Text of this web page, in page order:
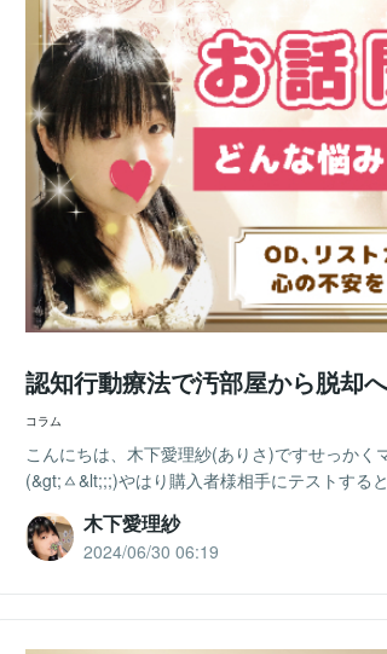
認知行動療法で汚部屋から脱却
コラム
こんにちは、木下愛理紗(ありさ)ですせっか
(&gt;ㅿ&lt;;;)やはり購入者様相手にテストする
木下愛理紗
2024/06/30 06:19